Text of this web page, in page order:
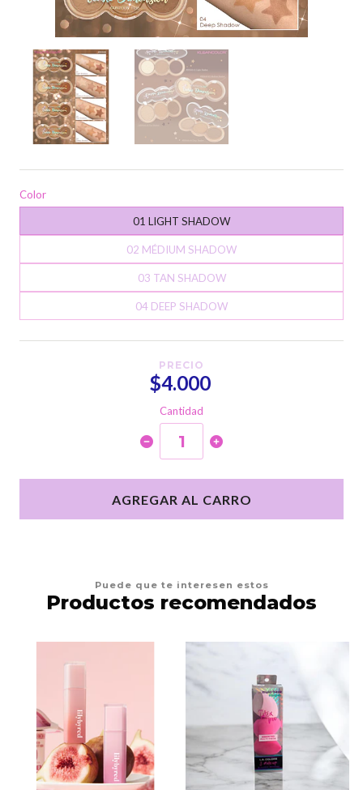
Color
01 LIGHT SHADOW
02 MÉDIUM SHADOW
03 TAN SHADOW
04 DEEP SHADOW
PRECIO
$4.000
Cantidad
AGREGAR AL CARRO
Puede que te interesen estos
Productos recomendados